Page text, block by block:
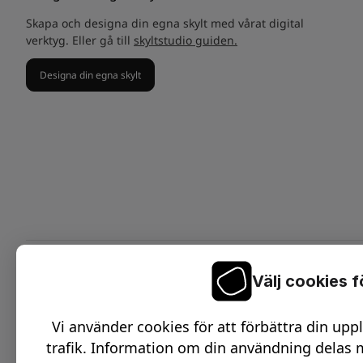
Skapa och designa din egna skylt med vårat digital
verktyg. Eller gå till skyltstudio guiden.
Designa din egna skylt
Välj cookies
Vi använder cookies för att förbättra din
trafik. Information om din användning delas